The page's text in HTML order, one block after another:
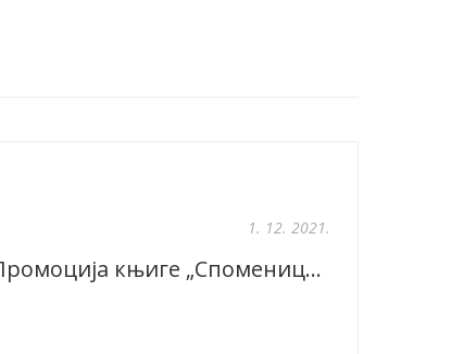
1. 12. 2021.
Промоција књиге „Споменица погинулих и умрлих старешина српске војске у рату 1914–1918“, Свечана сала Дома Војске Србије, 1. 12. 2021.